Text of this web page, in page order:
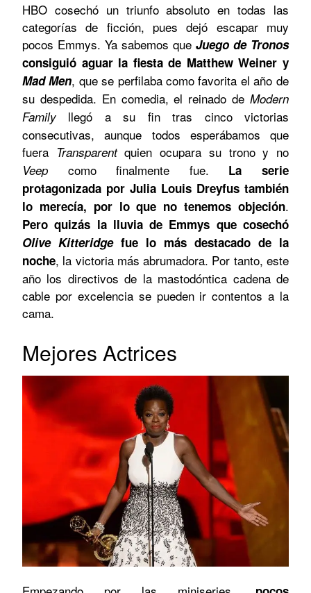
HBO cosechó un triunfo absoluto en todas las
categorías de ficción, pues dejó escapar muy
pocos Emmys. Ya sabemos que Juego de Tronos
consiguió aguar la fiesta de Matthew Weiner y
Mad Men, que se perfilaba como favorita el año de
su despedida. En comedia, el reinado de Modern
Family llegó a su fin tras cinco victorias
consecutivas, aunque todos esperábamos que
fuera Transparentquien ocupara su trono y no
Veep como finalmente fue. La serie
protagonizada por Julia Louis Dreyfus también
lo merecía, por lo que no tenemos objeción.
Pero quizás la lluvia de Emmys que cosechó
Olive Kitteridgefue lo más destacado de la
noche, la victoria más abrumadora. Por tanto, este
año los directivos de la mastodóntica cadena de
cable por excelencia se pueden ir contentos a la
cama.
Mejores Actrices